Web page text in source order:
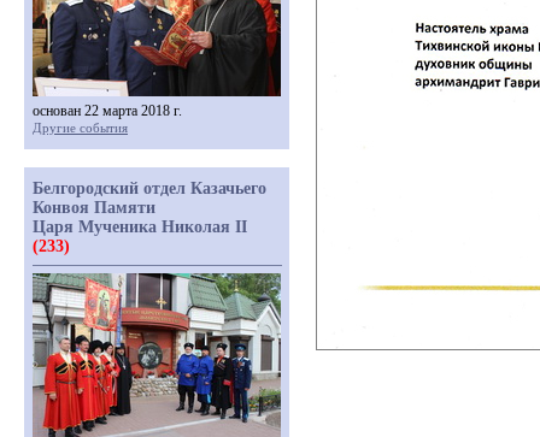
основан 22 марта 2018 г.
Другие события
Белгородский отдел Казачьего
Конвоя Памяти
Царя Мученика Николая II
(233)